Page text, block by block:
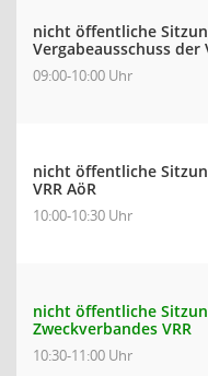
nicht öffentliche
Vergabeausschuss der
09:00-10:00 Uhr
nicht öffentliche
VRR AöR
10:00-10:30 Uhr
nicht öffentliche
Zweckverbandes VRR
10:30-11:00 Uhr